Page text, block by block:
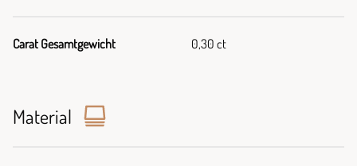
Carat Gesamtgewicht 0,30 ct
Material